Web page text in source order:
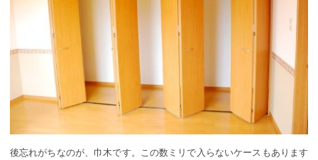
後忘れがちなのが、巾木です。この数ミリで入らないケースもあります